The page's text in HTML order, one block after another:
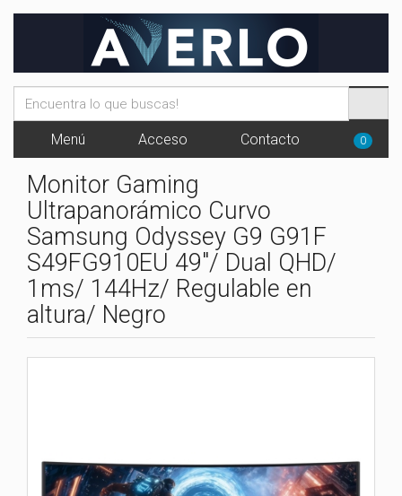
Menú Acceso Contacto 0
Monitor Gaming
Ultrapanorámico Curvo
Samsung Odyssey G9 G91F
S49FG910EU 49"/ Dual QHD/
1ms/ 144Hz/ Regulable en
altura/ Negro